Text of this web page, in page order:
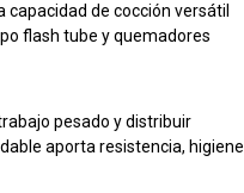
de cocción versátil
flash tube y quemadores
pesado y distribuir
aporta resistencia, higiene